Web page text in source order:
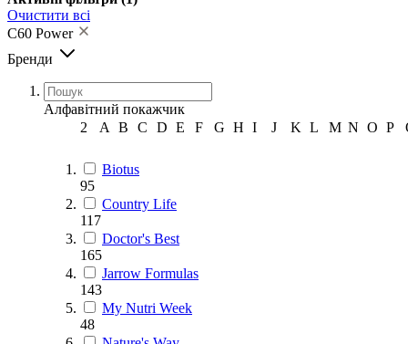
Очистити всі
C60 Power
Бренди
Алфавітний покажчик
2
A B C D E F G H I J K L M N O P
Biotus
95
Country Life
117
Doctor's Best
165
Jarrow Formulas
143
My Nutri Week
48